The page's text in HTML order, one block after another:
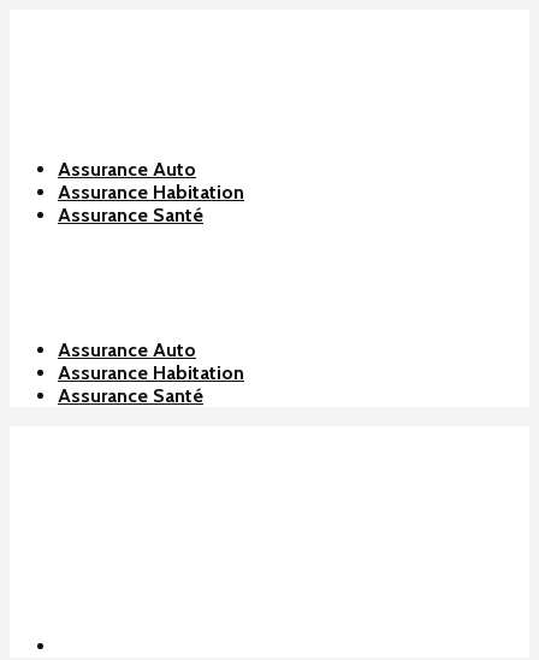
Assurance Auto
Assurance Habitation
Assurance Santé
Assurance Auto
Assurance Habitation
Assurance Santé